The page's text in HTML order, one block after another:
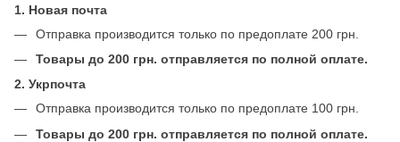
1. Новая почта
Отправка производится только по предоплате 200 грн.
Товары до 200 грн. отправляется по полной оплате.
2. Укрпочта
Отправка производится только по предоплате 100 грн.
Товары до 200 грн. отправляется по полной оплате.